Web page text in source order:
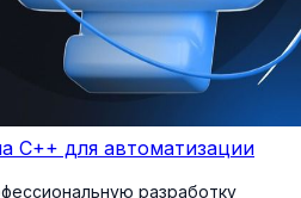
C++ для автоматизации
разработку